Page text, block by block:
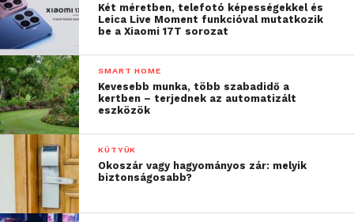
Két méretben, telefotó képességekkel és
Leica Live Moment funkcióval mutatkozik
be a Xiaomi 17T sorozat
SMART HOME
Kevesebb munka, több szabadidő a
kertben – terjednek az automatizált
eszközök
KÜTYÜK
Okoszár vagy hagyományos zár: melyik
biztonságosabb?